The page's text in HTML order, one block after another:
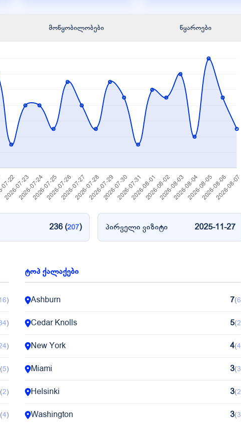
მოწყობილობები წყაროები
236 (207) პირველი ვიზიტი 2025-11-27
)
)
)
(5)
(2)
(4)
ტოპ ქალაქები
Ashburn 7(6
Cedar Knolls 5(2
New York 4(4
Miami 3(3
Helsinki 3(2
Washington 3(3